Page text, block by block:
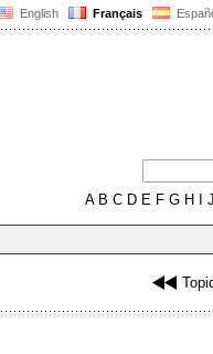
English Français
AB C D E F G H J